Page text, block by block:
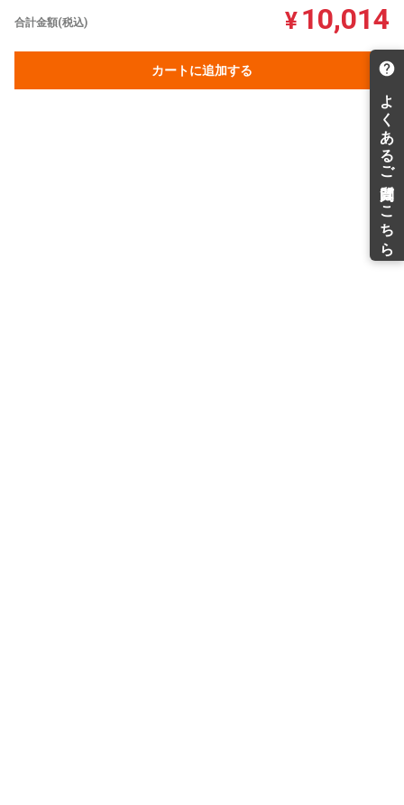
合計金額(税込) ¥ 10,014
カートに追加する